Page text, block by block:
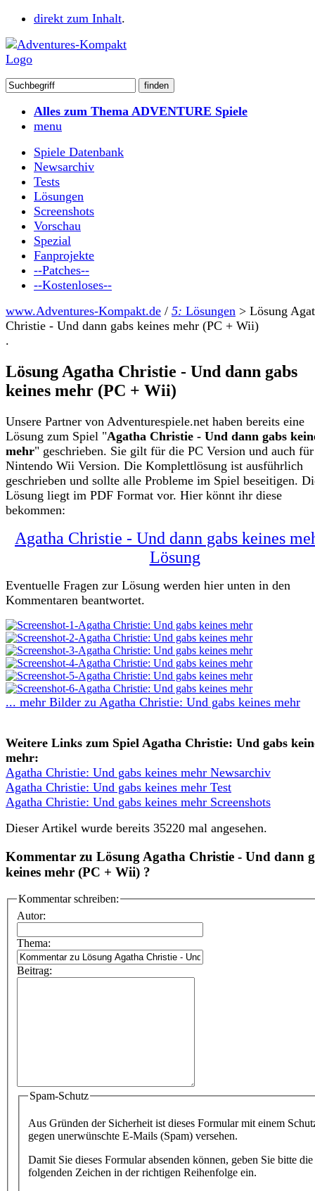
direkt zum Inhalt.
Alles zum Thema ADVENTURE Spiele
menu
Spiele Datenbank
Newsarchiv
Tests
Lösungen
Screenshots
Vorschau
Spezial
Fanprojekte
--Patches--
--Kostenloses--
www.Adventures-Kompakt.de / 5: Lösungen > Lösung
Christie - Und dann gabs keines mehr (PC + Wii)
.
Lösung Agatha Christie - Und dann gabs
keines mehr (PC + Wii)
Unsere Partner von Adventurespiele.net haben bereits eine
Lösung zum Spiel "Agatha Christie - Und dann gabs
mehr" geschrieben. Sie gilt für die PC Version und auch
Nintendo Wii Version. Die Komplettlösung ist ausführlich
geschrieben und sollte alle Probleme im Spiel beseitigen.
Lösung liegt im PDF Format vor. Hier könnt ihr diese
bekommen:
Agatha Christie - Und dann gabs keines
Lösung
Eventuelle Fragen zur Lösung werden hier unten in den
Kommentaren beantwortet.
... mehr Bilder zu Agatha Christie: Und gabs keines mehr
Weitere Links zum Spiel Agatha Christie: Und gabs
mehr:
Agatha Christie: Und gabs keines mehr Newsarchiv
Agatha Christie: Und gabs keines mehr Test
Agatha Christie: Und gabs keines mehr Screenshots
Dieser Artikel wurde bereits 35220 mal angesehen.
Kommentar zu Lösung Agatha Christie - Und dann
keines mehr (PC + Wii) ?
Kommentar schreiben:
Autor:
Thema:
Beitrag:
Spam-Schutz
Aus Gründen der Sicherheit ist dieses Formular mit einem
gegen unerwünschte E-Mails (Spam) versehen.
Damit Sie dieses Formular absenden können, geben Sie bitte die
folgenden Zeichen in der richtigen Reihenfolge ein.